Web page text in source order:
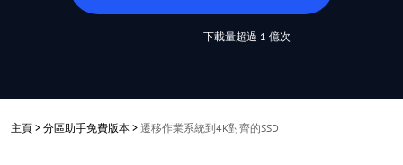
下載量超過 1 億次
主頁 > 分區助手免費版本 > 遷移作業系統到4K對齊的SSD